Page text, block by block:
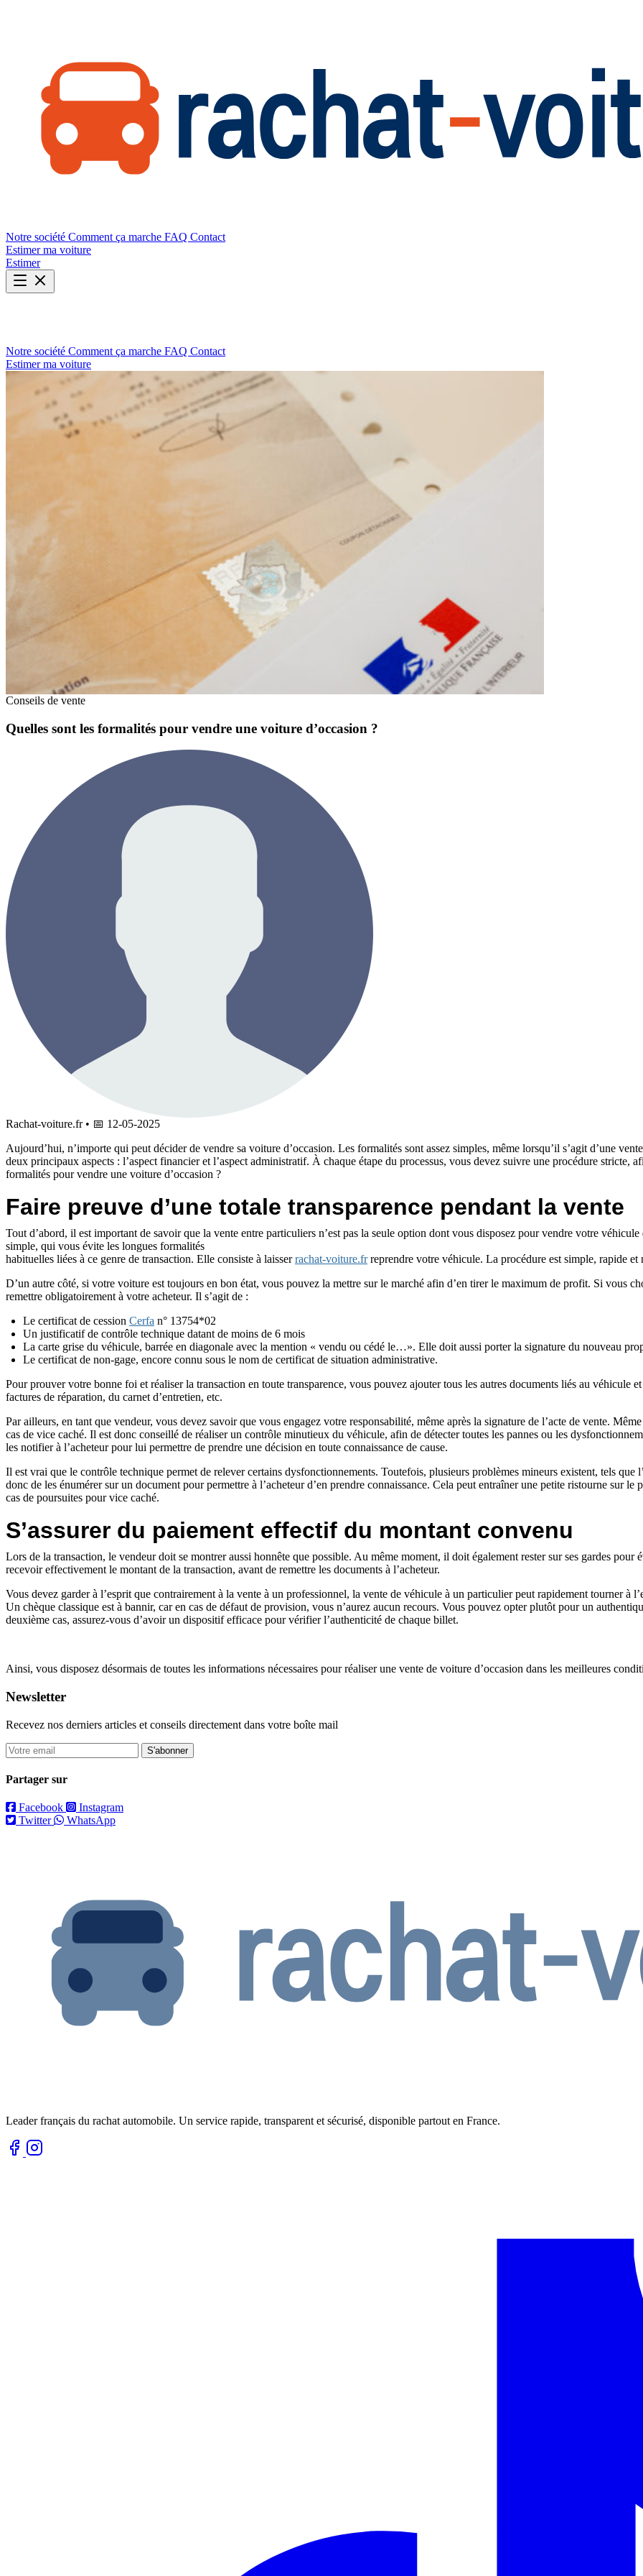
Notre société Comment ça marche FAQ Contact
Estimer ma voiture
Estimer
Notre société Comment ça marche FAQ Contact
Estimer ma voiture
Conseils de vente
Quelles sont les formalités pour vendre une voiture d’occasion ?
Rachat-voiture.fr • 📅 12-05-2025
Aujourd’hui, n’importe qui peut décider de vendre sa voiture d’occasion. Les formalités sont assez simples, même lorsqu’il s’agit d’une
deux principaux aspects : l’aspect financier et l’aspect administratif. À chaque étape du processus, vous devez suivre une procédure stricte,
formalités pour vendre une voiture d’occasion ?
Faire preuve d’une totale transparence pendant la vente
Tout d’abord, il est important de savoir que la vente entre particuliers n’est pas la seule option dont vous disposez pour vendre votre
simple, qui vous évite les longues formalités
habituelles liées à ce genre de transaction. Elle consiste à laisserrachat-voiture.frreprendre votre véhicule. La procédure est simple, rapide et
D’un autre côté, si votre voiture est toujours en bon état, vous pouvez la mettre sur le marché afin d’en tirer le maximum de profit. Si vous
remettre obligatoirement à votre acheteur. Il s’agit de :
Le certificat de cession Cerfa n° 13754*02
Un justificatif de contrôle technique datant de moins de 6 mois
La carte grise du véhicule, barrée en diagonale avec la mention « vendu ou cédé le…». Elle doit aussi porter la signature du nouveau
Le certificat de non-gage, encore connu sous le nom de certificat de situation administrative.
Pour prouver votre bonne foi et réaliser la transaction en toute transparence, vous pouvez ajouter tous les autres documents liés au véhicule
factures de réparation, du carnet d’entretien, etc.
Par ailleurs, en tant que vendeur, vous devez savoir que vous engagez votre responsabilité, même après la signature de l’acte de vente.
cas de vice caché. Il est donc conseillé de réaliser un contrôle minutieux du véhicule, afin de détecter toutes les pannes ou les
les notifier à l’acheteur pour lui permettre de prendre une décision en toute connaissance de cause.
Il est vrai que le contrôle technique permet de relever certains dysfonctionnements. Toutefois, plusieurs problèmes mineurs existent, tels que
donc de les énumérer sur un document pour permettre à l’acheteur d’en prendre connaissance. Cela peut entraîner une petite ristourne sur
cas de poursuites pour vice caché.
S’assurer du paiement effectif du montant convenu
Lors de la transaction, le vendeur doit se montrer aussi honnête que possible. Au même moment, il doit également rester sur ses gardes pour
recevoir effectivement le montant de la transaction, avant de remettre les documents à l’acheteur.
Vous devez garder à l’esprit que contrairement à la vente à un professionnel, la vente de véhicule à un particulier peut rapidement tourner à
Un chèque classique est à bannir, car en cas de défaut de provision, vous n’aurez aucun recours. Vous pouvez opter plutôt pour un
deuxième cas, assurez-vous d’avoir un dispositif efficace pour vérifier l’authenticité de chaque billet.
Ainsi, vous disposez désormais de toutes les informations nécessaires pour réaliser une vente de voiture d’occasion dans les meilleures
Newsletter
Recevez nos derniers articles et conseils directement dans votre boîte mail
S'abonner
Partager sur
Facebook
Instagram
Twitter
WhatsApp
Leader français du rachat automobile. Un service rapide, transparent et sécurisé, disponible partout en France.